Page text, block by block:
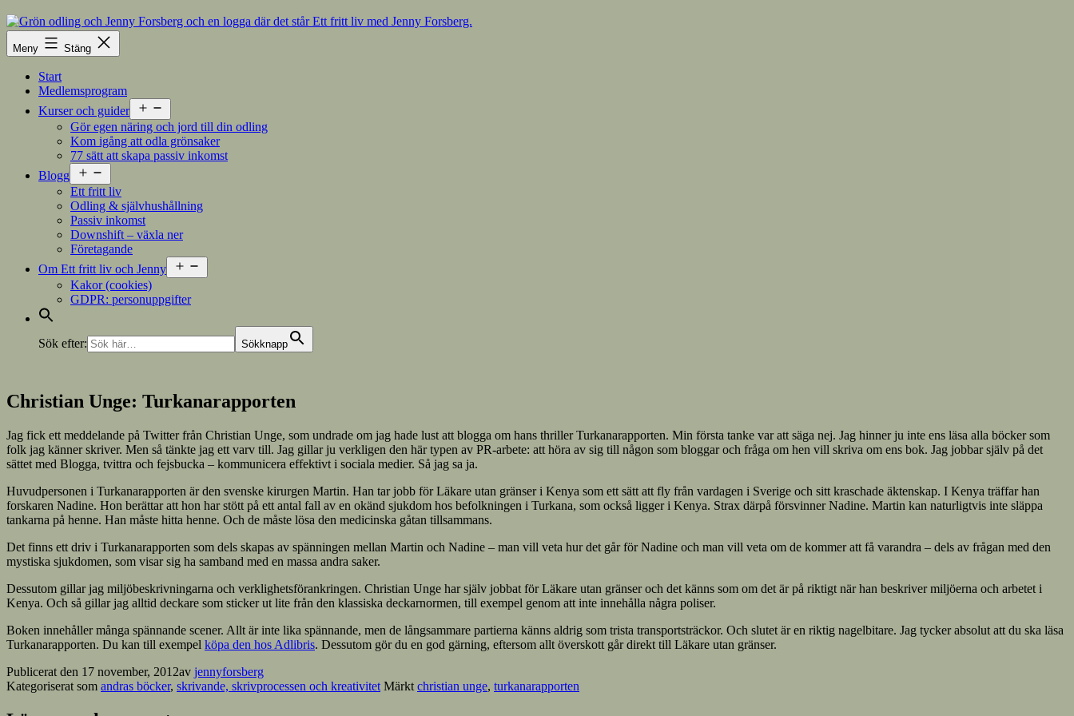
Hoppa
till
innehåll
Meny Stäng
Start
Medlemsprogram
Kurser och guider
meny
Gör egen näring och jord till din odling
Kom igång att odla grönsaker
77 sätt att skapa passiv inkomst
Blogg
meny
Ett fritt liv
Odling & självhushållning
Passiv inkomst
Downshift – växla ner
Företagande
Om Ett fritt liv och Jenny
meny
Kakor (cookies)
GDPR: personuppgifter
Sök efter: Sökknapp
Christian Unge: Turkanarapporten
Jag fick ett meddelande på Twitter från Christian Unge, som undrade om jag hade lust att blogga om hans thriller Turkanarapporten. Min första tanke var att säga nej. Jag hinner ju inte ens läsa alla böcker som
folk jag känner skriver. Men så tänkte jag ett varv till. Jag gillar ju verkligen den här typen av PR-arbete: att höra av sig till någon som bloggar och fråga om hen vill skriva om ens bok. Jag jobbar själv på det
sättet med Blogga, tvittra och fejsbucka – kommunicera effektivt i sociala medier. Så jag sa ja.
Huvudpersonen i Turkanarapporten är den svenske kirurgen Martin. Han tar jobb för Läkare utan gränser i Kenya som ett sätt att fly från vardagen i Sverige och sitt kraschade äktenskap. I Kenya träffar han
forskaren Nadine. Hon berättar att hon har stött på ett antal fall av en okänd sjukdom hos befolkningen i Turkana, som också ligger i Kenya. Strax därpå försvinner Nadine. Martin kan naturligtvis inte släppa
tankarna på henne. Han måste hitta henne. Och de måste lösa den medicinska gåtan tillsammans.
Det finns ett driv i Turkanarapporten som dels skapas av spänningen mellan Martin och Nadine – man vill veta hur det går för Nadine och man vill veta om de kommer att få varandra – dels av frågan med den
mystiska sjukdomen, som visar sig ha samband med en massa andra saker.
Dessutom gillar jag miljöbeskrivningarna och verklighetsförankringen. Christian Unge har själv jobbat för Läkare utan gränser och det känns som om det är på riktigt när han beskriver miljöerna och arbetet i
Kenya. Och så gillar jag alltid deckare som sticker ut lite från den klassiska deckarnormen, till exempel genom att inte innehålla några poliser.
Boken innehåller många spännande scener. Allt är inte lika spännande, men de långsammare partierna känns aldrig som trista transportsträckor. Och slutet är en riktig nagelbitare. Jag tycker absolut att du ska läsa
Turkanarapporten. Du kan till exempel köpa den hos Adlibris. Dessutom gör du en god gärning, eftersom allt överskott går direkt till Läkare utan gränser.
Publicerat den 17 november, 2012av jennyforsberg
Kategoriserat som andras böcker, skrivande, skrivprocessen och kreativitet Märkt christian unge, turkanarapporten